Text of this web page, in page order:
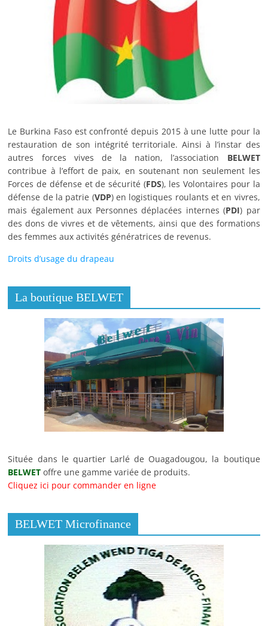
Le Burkina Faso est confronté depuis 2015 à une lutte pour la
restauration de son intégrité territoriale. Ainsi à l’instar des
autres forces vives de la nation, l’association BELWET
contribue à l’effort de paix, en soutenant non seulement les
Forces de défense et de sécurité (FDS), les Volontaires pour la
défense de la patrie (VDP) en logistiques roulants et en vivres,
mais également aux Personnes déplacées internes (PDI) par
des dons de vivres et de vêtements, ainsi que des formations
des femmes aux activités génératrices de revenus.
Droits d’usage du drapeau
La boutique BELWET
Située dans le quartier Larlé de Ouagadougou, la boutique
BELWET offre une gamme variée de produits.
Cliquez ici pour commander en ligne
BELWET Microfinance